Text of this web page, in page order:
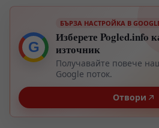
G
БЪРЗА НАСТРОЙКА В
Изберете Pogled.info
източник
Получавайте повече
Google поток.
Отвори